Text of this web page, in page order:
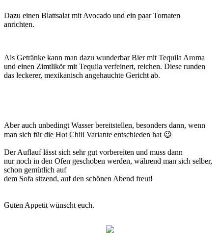
Dazu einen Blattsalat mit Avocado und ein paar Tomaten
anrichten.
Als Getränke kann man dazu wunderbar Bier mit Tequila Aroma
und einen Zimtlikör mit Tequila verfeinert, reichen. Diese runden
das leckerer, mexikanisch angehauchte Gericht ab.
Aber auch unbedingt Wasser bereitstellen, besonders dann, wenn
man sich für die Hot Chili Variante entschieden hat 😉
Der Auflauf lässt sich sehr gut vorbereiten und muss dann
nur noch in den Ofen geschoben werden, während man sich selber,
schon gemütlich auf
dem Sofa sitzend, auf den schönen Abend freut!
Guten Appetit wünscht euch.